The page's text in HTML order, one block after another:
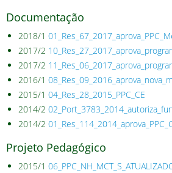
Documentação
2018/1
2017/2
2017/2
2016/1
2015/1 04_Res_28_2015_PPC_CE
2014/2
2014/2
Projeto Pedagógico
2015/1